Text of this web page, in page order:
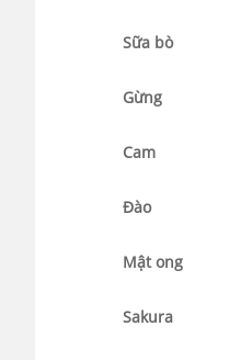
Sữa bò
Gừng
Cam
Đào
Mật ong
Sakura